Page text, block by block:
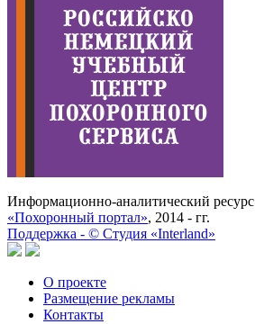
Информационно-аналитический ресурс
«Похоронный портал», 2014 - гг.
Поддержка - © Cтудия «Interland»
О проекте
Размещение рекламы
Контакты